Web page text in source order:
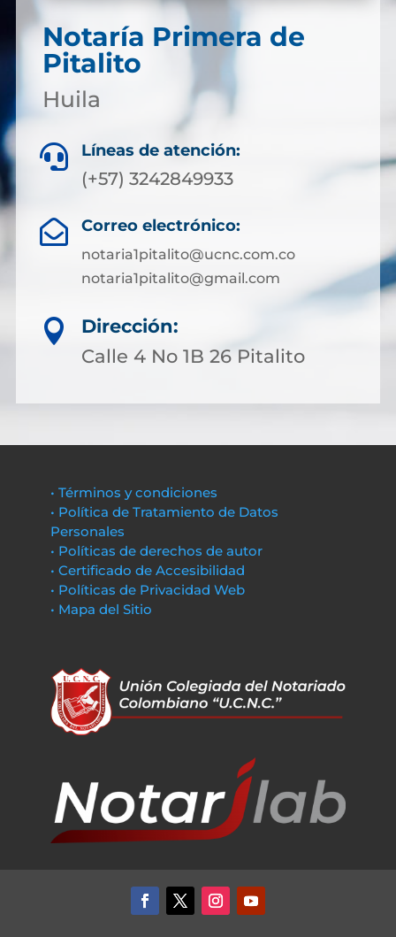
Notaría Primera de
Pitalito
Huila
 Líneas de atención:
(+57) 3242849933
 Correo electrónico:
notaria1pitalito@ucnc.com.co
notaria1pitalito@gmail.com

Dirección:
Calle 4 No 1B 26 Pitalito
• Términos y condiciones
• Política de Tratamiento de Datos
Personales
• Políticas de derechos de autor
• Certificado de Accesibilidad
• Políticas de Privacidad Web
• Mapa del Sitio